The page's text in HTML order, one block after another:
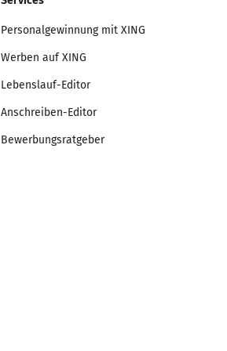
Personalgewinnung mit XING
Werben auf XING
Lebenslauf-Editor
Anschreiben-Editor
Bewerbungsratgeber